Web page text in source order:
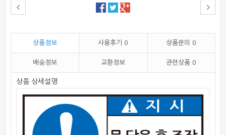
상품정보 사용후기 0 상품문의 0
배송정보 교환정보 관련상품 0
상품 상세설명